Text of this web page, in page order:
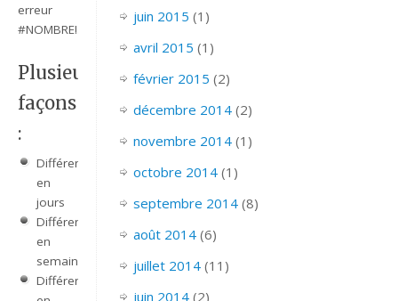
erreur
#NOMBRE!.
Plusieurs
façons
:
Différence
en
jours
Différence
en
semaines
Différence
juin 2015 (1)
avril 2015 (1)
février 2015 (2)
décembre 2014(2)
novembre 2014(1)
octobre 2014(1)
septembre 2014(8)
août 2014(6)
juillet 2014(11)
juin 2014(2)